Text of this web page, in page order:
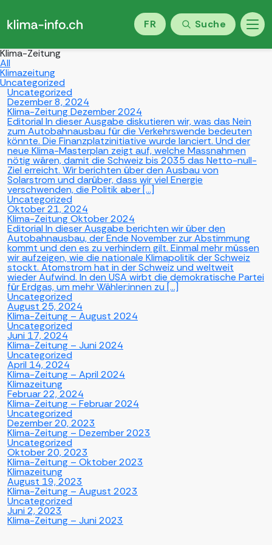
FR Suche
Klima-Zeitung
All
Klimazeitung
Uncategorized
Uncategorized
Dezember 8, 2024
Klima-Zeitung Dezember 2024
Editorial In dieser Ausgabe diskutieren wir, was das Nein
zum Autobahnausbau für die Verkehrswende bedeuten
könnte. Die Finanzplatzinitiative wurde lanciert. Und der
neue Klima-Masterplan zeigt auf, welche Massnahmen
nötig wären, damit die Schweiz bis 2035 das Netto-null-
Ziel erreicht. Wir berichten über den Ausbau von
Solarstrom und darüber, dass wir viel Energie
verschwenden, die Politik aber […]
Uncategorized
Oktober 21, 2024
Klima-Zeitung Oktober 2024
Editorial In dieser Ausgabe berichten wir über den
Autobahnausbau, der Ende November zur Abstimmung
kommt und den es zu verhindern gilt. Einmal mehr müssen
wir aufzeigen, wie die nationale Klimapolitik der Schweiz
stockt. Atomstrom hat in der Schweiz und weltweit
wieder Aufwind. In den USA wirbt die demokratische Partei
für Erdgas, um mehr Wähler:innen zu […]
Uncategorized
August 25, 2024
Klima-Zeitung – August 2024
Uncategorized
Juni 17, 2024
Klima-Zeitung – Juni 2024
Uncategorized
April 14, 2024
Klima-Zeitung – April 2024
Klimazeitung
Februar 22, 2024
Klima-Zeitung – Februar 2024
Uncategorized
Dezember 20, 2023
Klima-Zeitung – Dezember 2023
Uncategorized
Oktober 20, 2023
Klima-Zeitung – Oktober 2023
Klimazeitung
August 19, 2023
Klima-Zeitung – August 2023
Uncategorized
Juni 2, 2023
Klima-Zeitung – Juni 2023